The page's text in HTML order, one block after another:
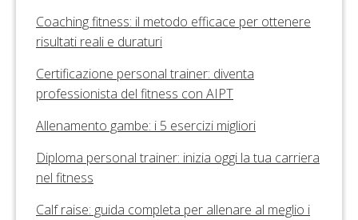
Coaching fitness: il metodo efficace per ottenere
risultati reali e duraturi
Certificazione personal trainer: diventa
professionista del fitness con AIPT
Allenamento gambe: i 5 esercizi migliori
Diploma personal trainer: inizia oggi la tua carriera
nel fitness
Calf raise: guida completa per allenare al meglio i